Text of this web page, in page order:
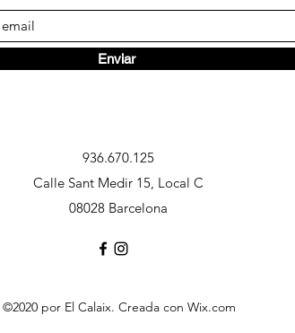
Enviar
936.670.125
Calle Sant Medir 15, Local C
08028 Barcelona
©2020 por El Calaix. Creada con Wix.com